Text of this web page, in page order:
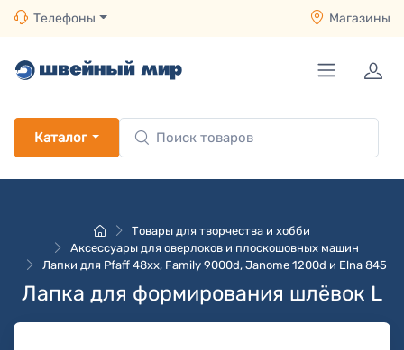
Телефоны Магазины
Каталог
Товары для творчества и хобби
Аксессуары для оверлоков и плоскошовных машин
Лапки для Pfaff 48хх, Family 9000d, Janome 1200d и Elna 845
Лапка для формирования шлёвок L